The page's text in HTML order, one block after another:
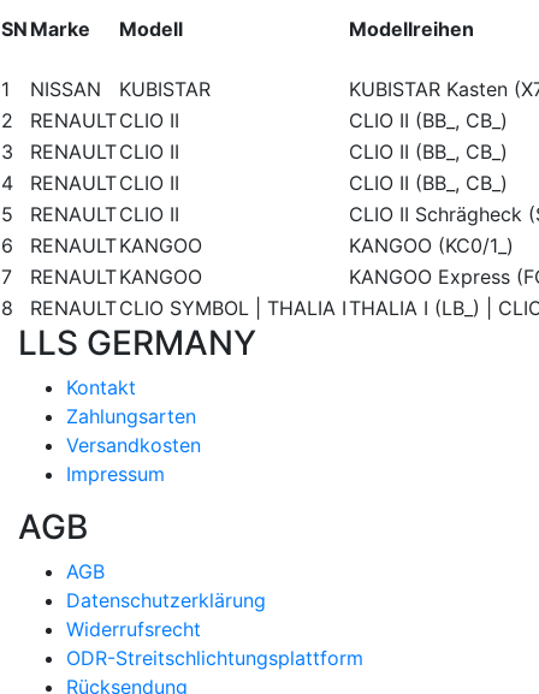
SN Marke Modell Modellreihen
1 NISSAN KUBISTAR
KUBISTAR Kasten
2
RENAULTCLIO II
CLIO II (BB_, CB_)
3
RENAULTCLIO II
CLIO II (BB_, CB_)
4
RENAULTCLIO II
CLIO II (BB_, CB_)
5
RENAULTCLIO II
CLIO II Schrägheck
6
RENAULTKANGOO
KANGOO (KC0/1_)
7
RENAULTKANGOO
KANGOO Express
8
RENAULTCLIO SYMBOL | THALIA ITHALIA I (LB_) |
LLS GERMANY
Kontakt
Zahlungsarten
Versandkosten
Impressum
AGB
AGB
Datenschutzerklärung
Widerrufsrecht
ODR-Streitschlichtungsplattform
Rücksendung